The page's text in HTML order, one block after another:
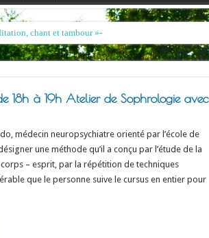
18h à 19h Atelier de Sophrologie avec
médecin neuropsychiatre orienté par l’école de
une méthode qu’il a conçu par l’étude de la
– esprit, par la répétition de techniques
que le personne suive le cursus en entier pour